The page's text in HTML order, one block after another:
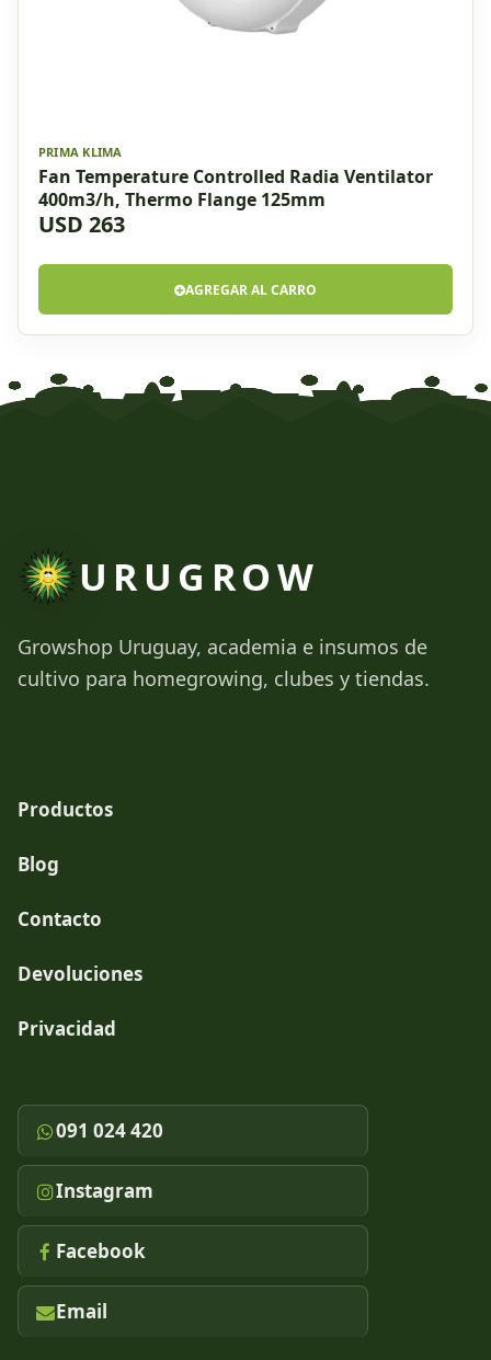
PRIMA KLIMA
Fan Temperature Controlled Radia Ventilator
400m3/h, Thermo Flange 125mm
USD 263
AGREGAR AL CARRO
URUGROW
Growshop Uruguay, academia e insumos de
cultivo para homegrowing, clubes y tiendas.
Productos
Blog
Contacto
Devoluciones
Privacidad
091 024 420
Instagram
Facebook
Email